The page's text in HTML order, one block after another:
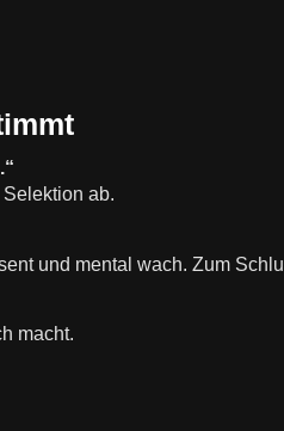
ab.
und mental wach. Zum
macht.